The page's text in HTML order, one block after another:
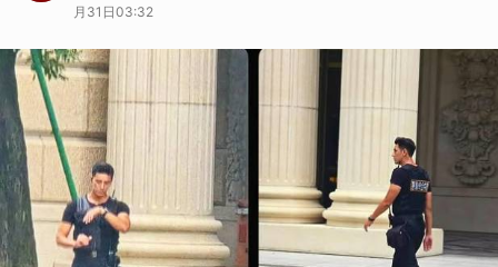
月31日03:32